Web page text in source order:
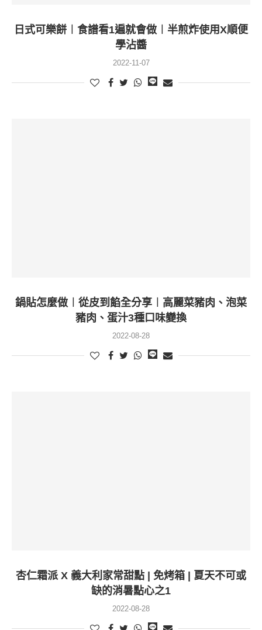
日式可樂餅︱食譜看1遍就會做︱半煎炸使用X順便
學沾醬
2022-11-07
鍋貼怎麼做︱從皮到餡全分享︱高麗菜豬肉、泡菜
豬肉、蛋汁3種口味變換
2022-08-28
杏仁霜派 X 義大利家常甜點 | 免烤箱 | 夏天不可或
缺的消暑點心之1
2022-08-28